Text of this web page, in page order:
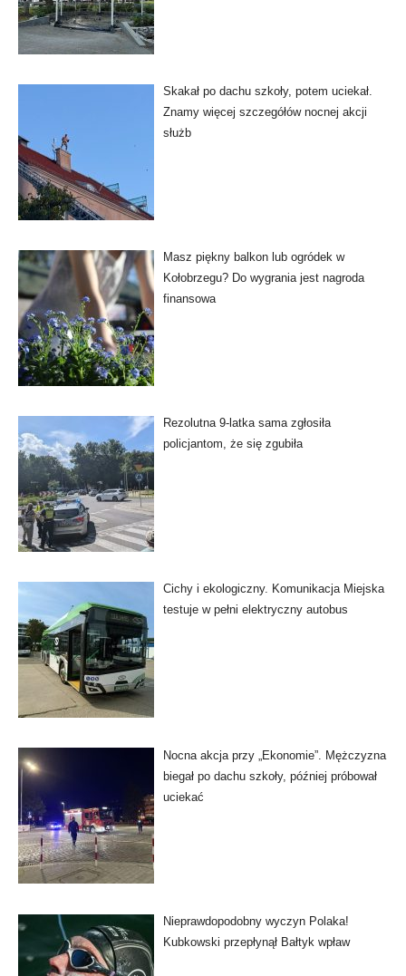
Skakał po dachu szkoły, potem uciekał.
Znamy więcej szczegółów nocnej akcji
służb
Masz piękny balkon lub ogródek w
Kołobrzegu? Do wygrania jest nagroda
finansowa
Rezolutna 9-latka sama zgłosiła
policjantom, że się zgubiła
Cichy i ekologiczny. Komunikacja Miejska
testuje w pełni elektryczny autobus
Nocna akcja przy „Ekonomie”. Mężczyzna
biegał po dachu szkoły, później próbował
uciekać
Nieprawdopodobny wyczyn Polaka!
Kubkowski przepłynął Bałtyk wpław